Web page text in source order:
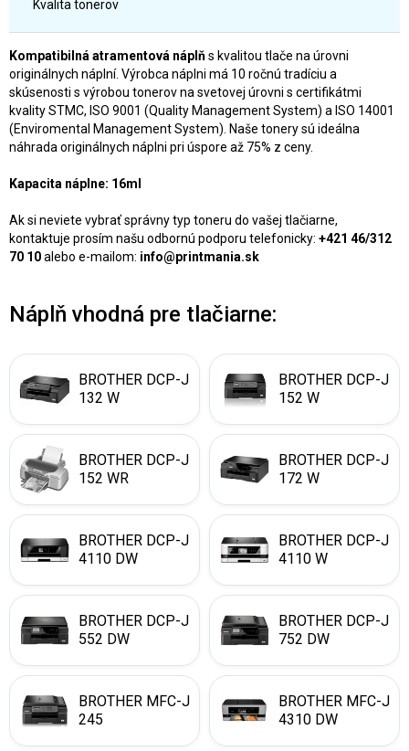
Kvalita tonerov
Kompatibilná atramentová náplňs kvalitou tlače na úrovni
originálnych náplní. Výrobca náplni má 10 ročnú tradíciu a
skúsenosti s výrobou tonerov na svetovej úrovni s certifikátmi
kvality STMC, ISO 9001 (Quality Management System) a ISO 14001
(Enviromental Management System). Naše tonery sú ideálna
náhrada originálnych náplni pri úspore až 75% z ceny.
Kapacita náplne: 16ml
Ak si neviete vybrať správny typ toneru do vašej tlačiarne,
kontaktuje prosím našu odbornú podporu telefonicky: +421 46/312
70 10alebo e-mailom: info@printmania.sk
Náplň vhodná pre tlačiarne:
BROTHER DCP-J
132 W
BROTHER DCP-J
152 W
BROTHER DCP-J
152 WR
BROTHER DCP-J
172 W
BROTHER DCP-J
4110 DW
BROTHER DCP-J
4110 W
BROTHER DCP-J
552 DW
BROTHER DCP-J
752 DW
BROTHER MFC-J
245
BROTHER MFC-J
4310 DW